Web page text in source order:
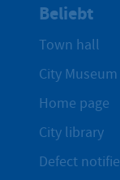
Beliebt
Town hall
City Museum
Home page
City library
Defect